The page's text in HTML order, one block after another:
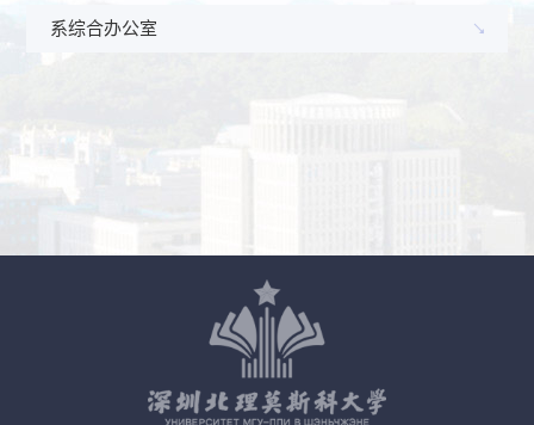
系综合办公室